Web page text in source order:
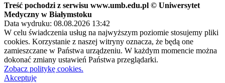
Treść pochodzi z serwisu www.umb.edu.pl © Uniwersytet
Medyczny w Białymstoku
Data wydruku: 08.08.2026 13:42
W celu świadczenia usług na najwyższym poziomie stosujemy pliki
cookies. Korzystanie z naszej witryny oznacza, że będą one
zamieszczane w Państwa urządzeniu. W każdym momencie można
dokonać zmiany ustawień Państwa przeglądarki.
Zobacz politykę cookies.
Akceptuję